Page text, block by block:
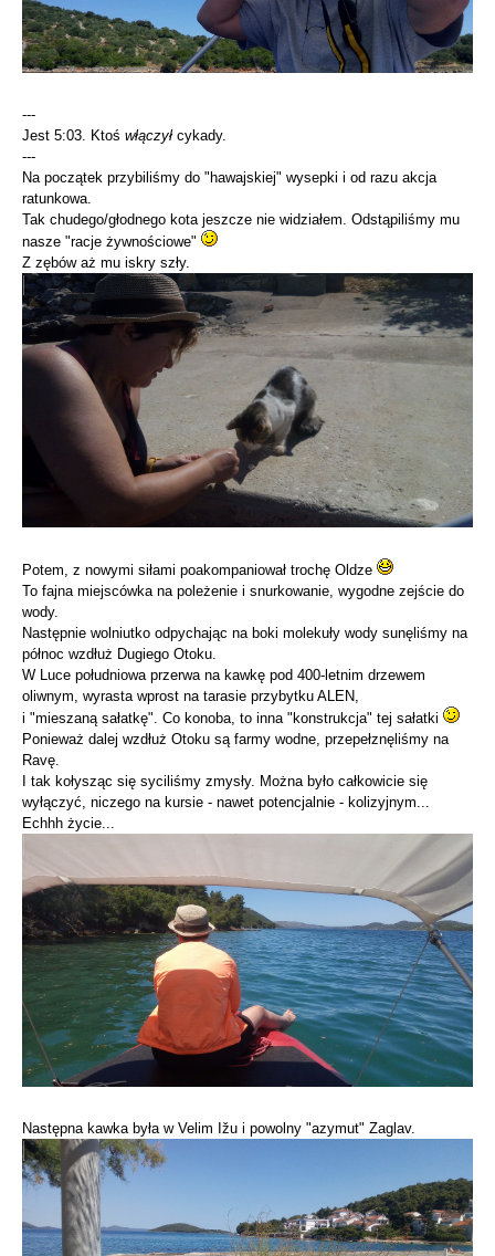
---
Jest 5:03. Ktoś włączyłcykady.
---
Na początek przybiliśmy do "hawajskiej" wysepki i od razu akcja
ratunkowa.
Tak chudego/głodnego kota jeszcze nie widziałem. Odstąpiliśmy mu
nasze "racje żywnościowe"
Z zębów aż mu iskry szły.
Potem, z nowymi siłami poakompaniował trochę Oldze
To fajna miejscówka na poleżenie i snurkowanie, wygodne zejście do
wody.
Następnie wolniutko odpychając na boki molekuły wody sunęliśmy na
północ wzdłuż Dugiego Otoku.
W Luce południowa przerwa na kawkę pod 400-letnim drzewem
oliwnym, wyrasta wprost na tarasie przybytku ALEN,
i "mieszaną sałatkę". Co konoba, to inna "konstrukcja" tej sałatki
Ponieważ dalej wzdłuż Otoku są farmy wodne, przepełznęliśmy na
Ravę.
I tak kołysząc się syciliśmy zmysły. Można było całkowicie się
wyłączyć, niczego na kursie - nawet potencjalnie - kolizyjnym...
Echhh życie...
Następna kawka była w Velim Ižu i powolny "azymut" Zaglav.